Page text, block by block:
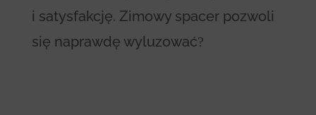
i satysfakcję. Zimowy spacer pozwoli
się naprawdę wyluzować?